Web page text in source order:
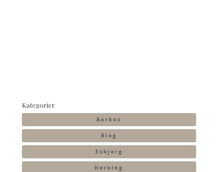
Kategorier
Aarhus
Blog
Esbjerg
Herning